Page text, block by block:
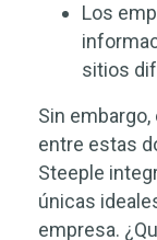
Los
sitios
Sin
entre estas
Steeple
únicas
empresa.